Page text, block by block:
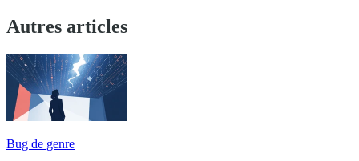
Autres articles
Bug de genre